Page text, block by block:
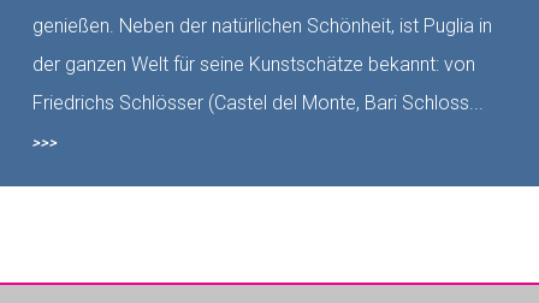
genießen. Neben der natürlichen Schönheit, ist Puglia in
der ganzen Welt für seine Kunstschätze bekannt: von
Friedrichs Schlösser (Castel del Monte, Bari Schloss...
>>>